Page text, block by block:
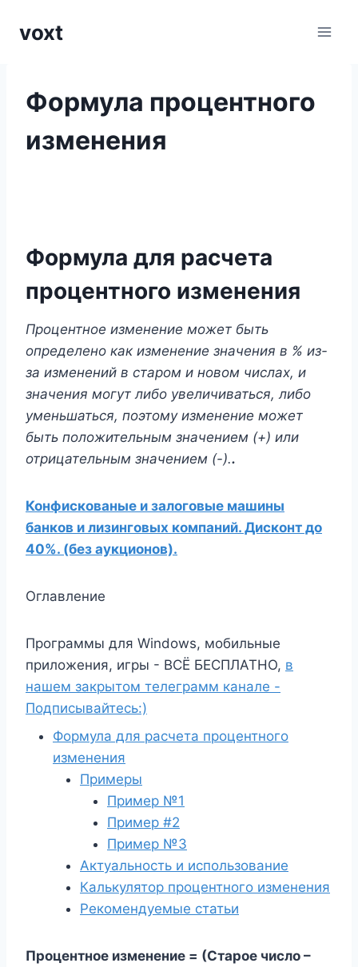
voxt
Формула процентного
изменения
Формула для расчета
процентного изменения
Процентное изменение может быть
определено как изменение значения в % из-
за изменений в старом и новом числах, и
значения могут либо увеличиваться, либо
уменьшаться, поэтому изменение может
быть положительным значением (+) или
отрицательным значением (-)..
Конфискованые и залоговые машины
банков и лизинговых компаний. Дисконт до
40%. (без аукционов).
Оглавление
Программы для Windows, мобильные
приложения, игры - ВСЁ БЕСПЛАТНО, в
нашем закрытом телеграмм канале -
Подписывайтесь:)
Формула для расчета процентного
изменения
Примеры
Пример №1
Пример #2
Пример №3
Актуальность и использование
Калькулятор процентного изменения
Рекомендуемые статьи
Процентное изменение = (Старое число –